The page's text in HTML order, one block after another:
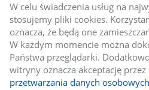
W celu świadczenia usług na
stosujemy pliki cookies.
oznacza, że będą one
W każdym momencie można
Państwa przeglądarki.
witryny oznacza akceptację przez
przetwarzania danych